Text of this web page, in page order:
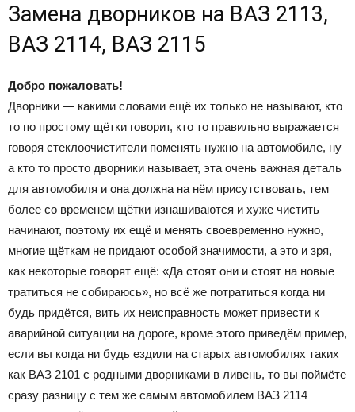
Замена дворников на ВАЗ 2113,
ВАЗ 2114, ВАЗ 2115
Добро пожаловать!
Дворники — какими словами ещё их только не называют, кто
то по простому щётки говорит, кто то правильно выражается
говоря стеклоочистители поменять нужно на автомобиле, ну
а кто то просто дворники называет, эта очень важная деталь
для автомобиля и она должна на нём присутствовать, тем
более со временем щётки изнашиваются и хуже чистить
начинают, поэтому их ещё и менять своевременно нужно,
многие щёткам не придают особой значимости, а это и зря,
как некоторые говорят ещё: «Да стоят они и стоят на новые
тратиться не собираюсь», но всё же потратиться когда ни
будь придётся, вить их неисправность может привести к
аварийной ситуации на дороге, кроме этого приведём пример,
если вы когда ни будь ездили на старых автомобилях таких
как ВАЗ 2101 с родными дворниками в ливень, то вы поймёте
сразу разницу с тем же самым автомобилем ВАЗ 2114